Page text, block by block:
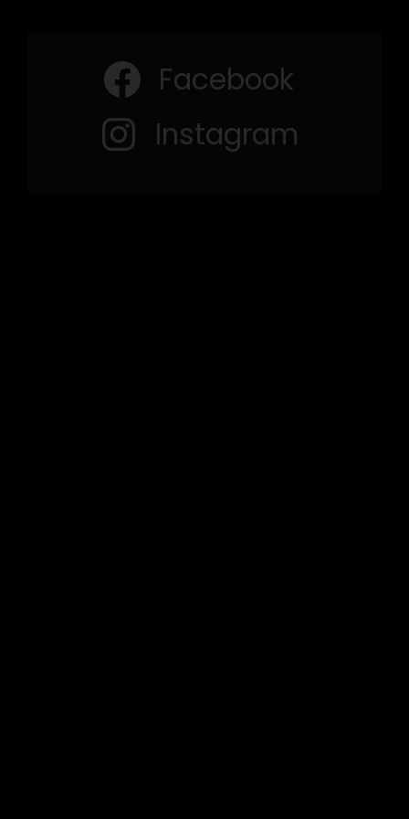
Facebook
Instagram